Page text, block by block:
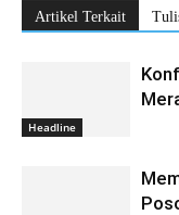
Artikel Terkait
Headline